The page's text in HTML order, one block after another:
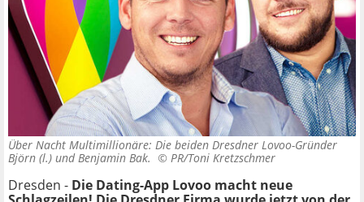
Über Nacht Multimillionäre: Die beiden Dresdner Lovoo-Gründer
Björn (l.) und Benjamin Bak. © PR/Toni Kretzschmer
Dresden - Die Dating-App Lovoo macht neue